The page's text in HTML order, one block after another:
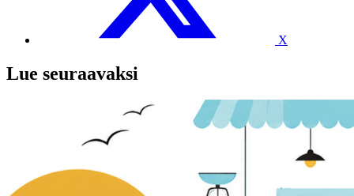
X
Lue seuraavaksi